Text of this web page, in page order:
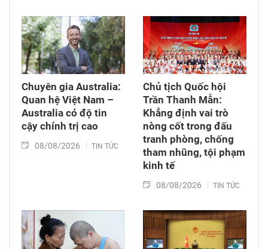
Chuyên gia Australia:
Quan hệ Việt Nam –
Australia có độ tin
cậy chính trị cao
08/08/2026 TIN TỨC
Chủ tịch Quốc hội
Trần Thanh Mẫn:
Khẳng định vai trò
nòng cốt trong đấu
tranh phòng, chống
tham nhũng, tội phạm
kinh tế
08/08/2026 TIN TỨC